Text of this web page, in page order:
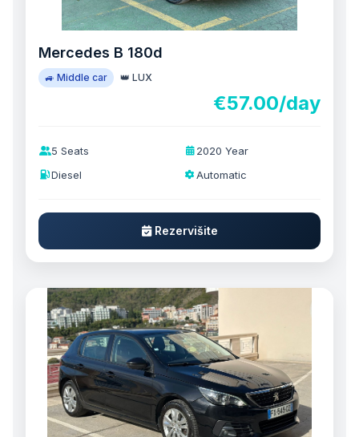
Mercedes B 180d
🚙 Middle car 👑 LUX
€57.00/day
5 Seats
2020 Year
Diesel
Automatic
Rezervišite